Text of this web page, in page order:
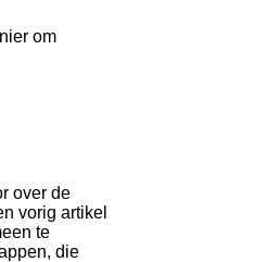
om
over de
vorig artikel
te
die